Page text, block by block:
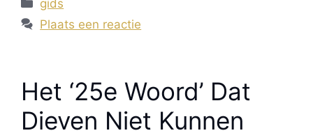
gids
Plaats een reactie
Het ‘25e Woord’ Dat
Dieven Niet Kunnen